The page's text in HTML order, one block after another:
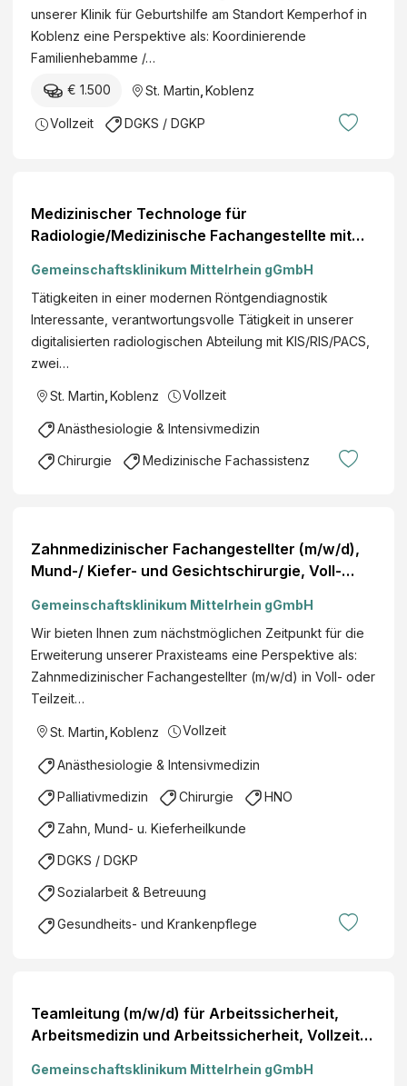
unserer Klinik für Geburtshilfe am Standort Kemperhof in
Koblenz eine Perspektive als: Koordinierende
Familienhebamme /…
€ 1.500 St. Martin Koblenz
Vollzeit DGKS / DGKP
Medizinischer Technologe für
Radiologie/Medizinische Fachangestellte mit
oder Teilzeit, St. Elisabeth Mayen
Gemeinschaftsklinikum Mittelrhein gGmbH
Tätigkeiten in einer modernen Röntgendiagnostik
Interessante, verantwortungsvolle Tätigkeit in unserer
digitalisierten radiologischen Abteilung mit KIS/RIS/PACS,
zwei…
St. Martin Koblenz Vollzeit
Anästhesiologie & Intensivmedizin
Chirurgie Medizinische Fachassistenz
Zahnmedizinischer Fachangestellter (m/w/d),
Mund-/ Kiefer- und Gesichtschirurgie, Voll-
Gemeinschaftsklinikum Mittelrhein gGmbH
Wir bieten Ihnen zum nächstmöglichen Zeitpunkt für die
Erweiterung unserer Praxisteams eine Perspektive als:
Zahnmedizinischer Fachangestellter (m/w/d) in Voll- oder
Teilzeit…
St. Martin Koblenz Vollzeit
Anästhesiologie & Intensivmedizin
Palliativmedizin Chirurgie HNO
Zahn, Mund- u. Kieferheilkunde
DGKS / DGKP
Sozialarbeit & Betreuung
Gesundheits- und Krankenpflege
Teamleitung (m/w/d) für Arbeitssicherheit,
Arbeitsmedizin und Arbeitssicherheit, Vollzeit,
Gemeinschaftsklinikum Mittelrhein gGmbH